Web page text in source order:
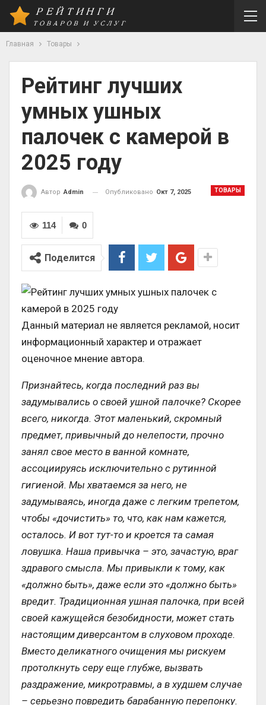
Главная Товары
Рейтинг лучших
умных ушных
палочек с камерой в
2025 году
ТОВАРЫ
Автор Admin Опубликовано Окт 7, 2025
0
114
Поделится
Данный материал не является рекламой, носит
информационный характер и отражает
оценочное мнение автора.
Признайтесь, когда последний раз вы
задумывались о своей ушной палочке? Скорее
всего, никогда. Этот маленький, скромный
предмет, привычный до нелепости, прочно
занял свое место в ванной комнате,
ассоциируясь исключительно с рутинной
гигиеной. Мы хватаемся за него, не
задумываясь, иногда даже с легким трепетом,
чтобы «дочистить» то, что, как нам кажется,
осталось. И вот тут-то и кроется та самая
ловушка. Наша привычка – это, зачастую, враг
здравого смысла. Мы привыкли к тому, как
«должно быть», даже если это «должно быть»
вредит. Традиционная ушная палочка, при всей
своей кажущейся безобидности, может стать
настоящим диверсантом в слуховом проходе.
Вместо деликатного очищения мы рискуем
протолкнуть серу еще глубже, вызвать
раздражение, микротравмы, а в худшем случае
– серьезно повредить барабанную перепонку.